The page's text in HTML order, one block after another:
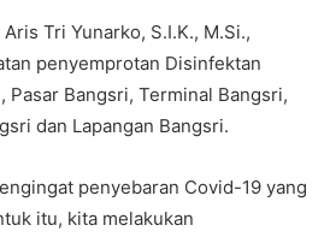
Tri Yunarko, S.I.K., M.Si.,
penyemprotan Disinfektan
Pasar Bangsri, Terminal Bangsri,
dan Lapangan Bangsri.
penyebaran Covid-19 yang
itu, kita melakukan